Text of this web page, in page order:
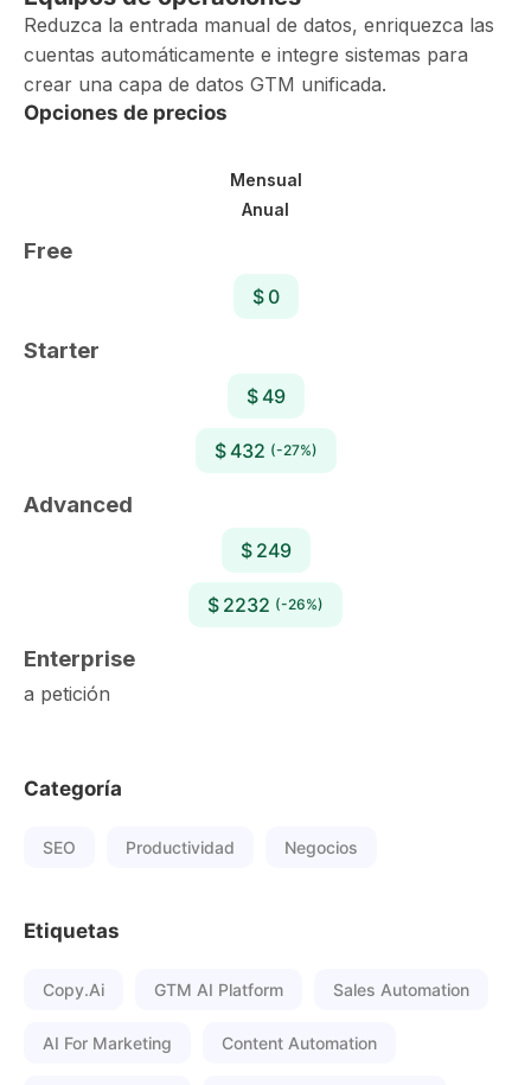
Reduzca la entrada manual de datos, enriquezca las
cuentas automáticamente e integre sistemas para
crear una capa de datos GTM unificada.
Opciones de precios
Mensual
Anual
Free
$ 0
Starter
$ 49
$ 432 (-27%)
Advanced
$ 249
$ 2232 (-26%)
Enterprise
a petición
Categoría
SEO Productividad Negocios
Etiquetas
Copy.ai GTM AI Platform Sales Automation
AI For Marketing Content Automation